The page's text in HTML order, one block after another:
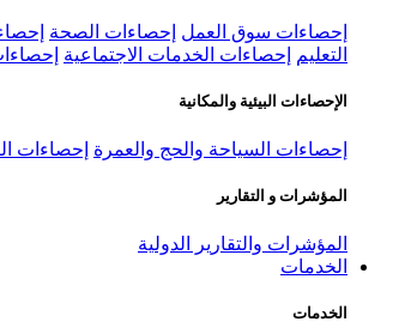
إحصاءات سوق العمل إحصاءات الصحة
التعليم
إحصاءات الخدمات الاجتماعية
الإحصاءات البيئية والمكانية
إحصاءات السياحة والحج والعمرة إحصاءات
المؤشرات و التقارير
المؤشرات والتقارير الدولية
الخدمات
الخدمات